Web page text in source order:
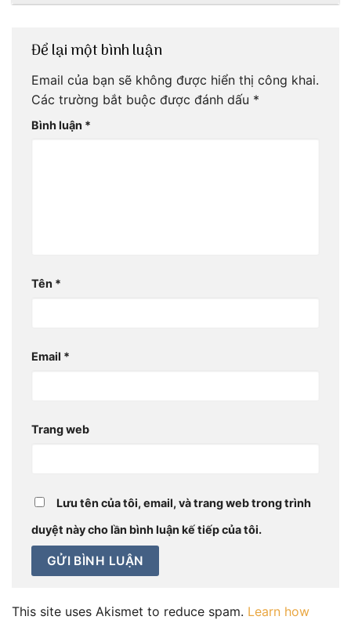
Để lại một bình luận
Email của bạn sẽ không được hiển thị công khai.
Các trường bắt buộc được đánh dấu *
Bình luận *
Tên *
Email *
Trang web
Lưu tên của tôi, email, và trang web trong trình
duyệt này cho lần bình luận kế tiếp của tôi.
This site uses Akismet to reduce spam. Learn how